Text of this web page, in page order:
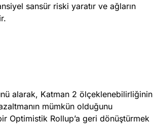
sansür riski yaratır ve ağların
alarak, Katman 2 ölçeklenebilirliğinin
mümkün olduğunu
Optimistik Rollup’a geri dönüştürmek